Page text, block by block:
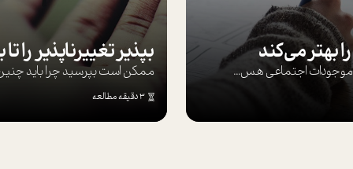
بهتر می‌کند
موجودات اجتماعی هس... ممکن است بپرسيد چرا بايد چنين
3 دقیقه مطالعه